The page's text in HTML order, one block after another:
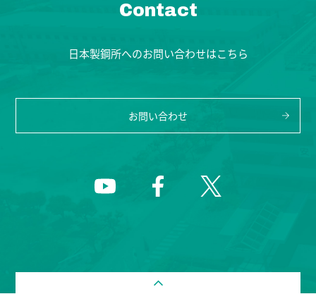
Contact
日本製鋼所へのお問い合わせはこちら
お問い合わせ